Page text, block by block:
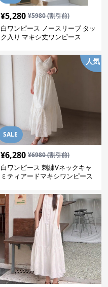
¥5,280 ¥5980(割引前)
白ワンピース ノースリーブ タッ
ク入り マキシ丈ワンピース
SALE
人気
¥6,280 ¥6980(割引前)
白ワンピース 刺繍Vネックキャ
ミティアードマキシワンピース